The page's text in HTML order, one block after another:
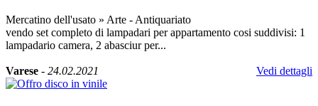
Mercatino dell'usato » Arte - Antiquariato
vendo set completo di lampadari per appartamento cosi suddivisi: 1
lampadario camera, 2 abasciur per...
Varese - 24.02.2021 Vedi dettagli